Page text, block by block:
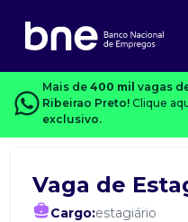
Mais de 400 mil vagas
Ribeirao Preto! Clique
exclusivo.
Vaga de
Cargo:estagiário